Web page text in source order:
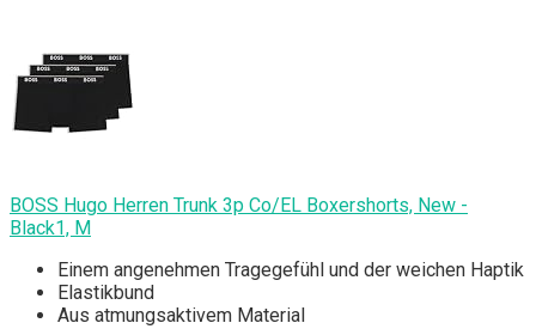
BOSS Hugo Herren Trunk 3p Co/EL Boxershorts, New -
Black1, M
Einem angenehmen Tragegefühl und der weichen Haptik
Elastikbund
Aus atmungsaktivem Material